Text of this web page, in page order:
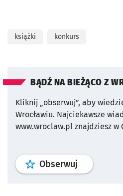
książki konkurs
BĄDŹ NA BIEŻĄCO Z
Kliknij „obserwuj”, aby
Wrocławiu. Najciekawsze
www.wroclaw.pl znajdziesz w
Obserwuj profil